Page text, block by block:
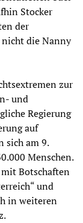
Stocker
der
die Nanny
zur
und
Regierung
auf
sich am 9.
Menschen.
Botschaften
und
in weiteren